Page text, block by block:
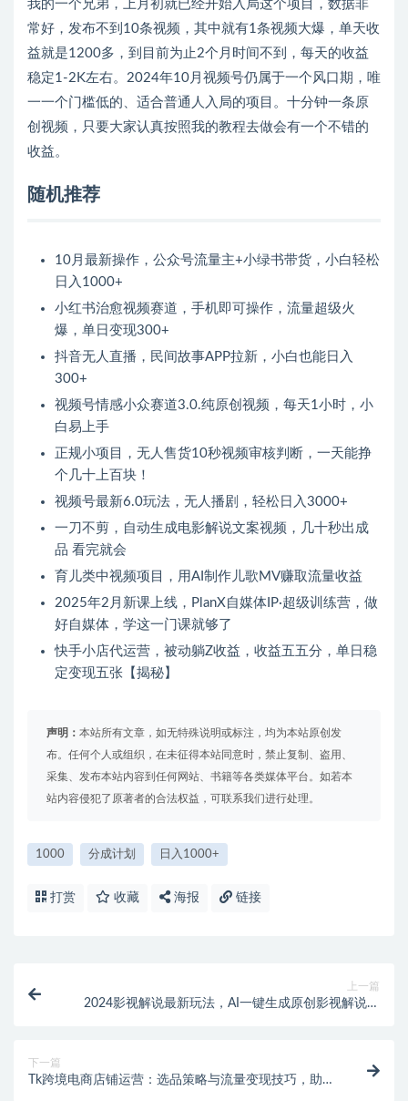
我的一个兄弟，上月初就已经开始入局这个项目，数据非
常好，发布不到10条视频，其中就有1条视频大爆，单天收
益就是1200多，到目前为止2个月时间不到，每天的收益
稳定1-2K左右。2024年10月视频号仍属于一个风口期，唯
一一个门槛低的、适合普通人入局的项目。十分钟一条原
创视频，只要大家认真按照我的教程去做会有一个不错的
收益。
随机推荐
10月最新操作，公众号流量主+小绿书带货，小白轻松
日入1000+
小红书治愈视频赛道，手机即可操作，流量超级火
爆，单日变现300+
抖音无人直播，民间故事APP拉新，小白也能日入
300+
视频号情感小众赛道3.0.纯原创视频，每天1小时，小
白易上手
正规小项目，无人售货10秒视频审核判断，一天能挣
个几十上百块！
视频号最新6.0玩法，无人播剧，轻松日入3000+
一刀不剪，自动生成电影解说文案视频，几十秒出成
品 看完就会
育儿类中视频项目，用AI制作儿歌MV赚取流量收益
2025年2月新课上线，PlanX自媒体IP·超级训练营，做
好自媒体，学这一门课就够了
快手小店代运营，被动躺Z收益，收益五五分，单日稳
定变现五张【揭秘】
声明： 本站所有文章，如无特殊说明或标注，均为本站原创发
布。任何个人或组织，在未征得本站同意时，禁止复制、盗用、
采集、发布本站内容到任何网站、书籍等各类媒体平台。如若本
站内容侵犯了原著者的合法权益，可联系我们进行处理。
1000 分成计划 日入1000+
打赏 收藏 海报 链接
上一篇
2024影视解说最新玩法，AI一键生成原创影视解说，
下一篇
Tk跨境电商店铺运营：选品策略与流量变现技巧，助力